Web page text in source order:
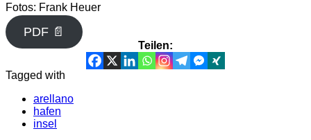
Fotos: Frank Heuer
PDF 📄
Teilen:
Tagged with
arellano
hafen
insel